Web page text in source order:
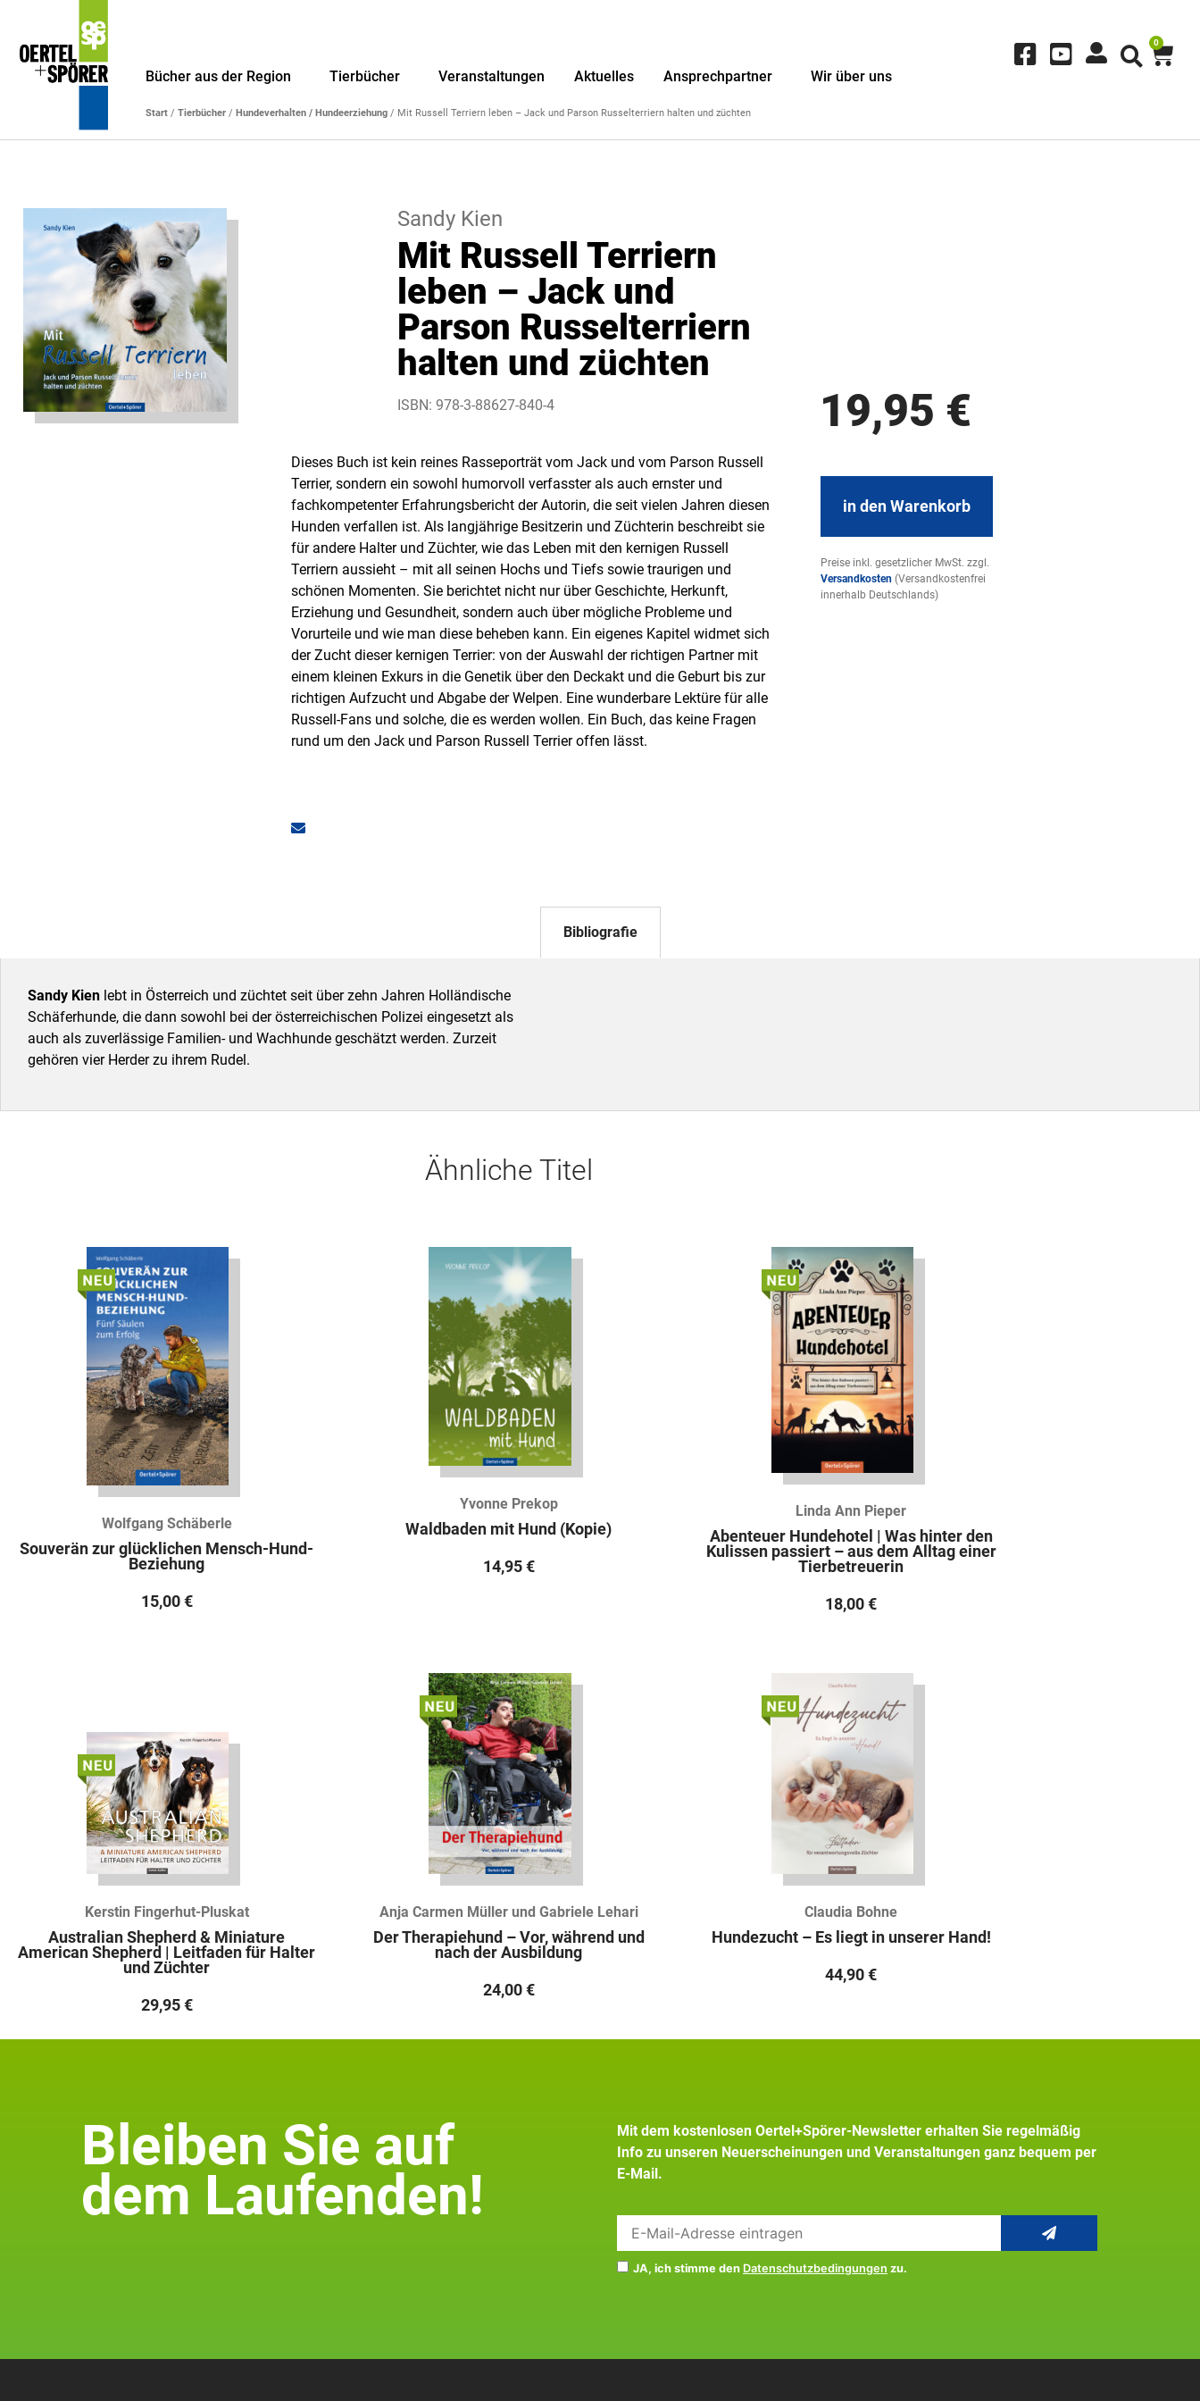
Bücher aus der Region Tierbücher Veranstaltungen Aktuelles Ansprechpartner Wir über uns
Start /Tierbücher /Hundeverhalten / Hundeerziehung / Mit Russell Terriern leben – Jack und Parson Russelterriern halten und züchten
0
Sandy Kien
Mit Russell Terriern
leben – Jack und
Parson Russelterriern
halten und züchten
ISBN: 978-3-88627-840-4
Dieses Buch ist kein reines Rasseporträt vom Jack und vom Parson Russell
Terrier, sondern ein sowohl humorvoll verfasster als auch ernster und
fachkompetenter Erfahrungsbericht der Autorin, die seit vielen Jahren diesen
Hunden verfallen ist. Als langjährige Besitzerin und Züchterin beschreibt sie
für andere Halter und Züchter, wie das Leben mit den kernigen Russell
Terriern aussieht – mit all seinen Hochs und Tiefs sowie traurigen und
schönen Momenten. Sie berichtet nicht nur über Geschichte, Herkunft,
Erziehung und Gesundheit, sondern auch über mögliche Probleme und
Vorurteile und wie man diese beheben kann. Ein eigenes Kapitel widmet sich
der Zucht dieser kernigen Terrier: von der Auswahl der richtigen Partner mit
einem kleinen Exkurs in die Genetik über den Deckakt und die Geburt bis zur
richtigen Aufzucht und Abgabe der Welpen. Eine wunderbare Lektüre für alle
Russell-Fans und solche, die es werden wollen. Ein Buch, das keine Fragen
rund um den Jack und Parson Russell Terrier offen lässt.
19,95 €
in den Warenkorb
Preise inkl. gesetzlicher MwSt. zzgl.
Versandkosten(Versandkostenfrei
innerhalb Deutschlands)
Bibliografie
Sandy Kien lebt in Österreich und züchtet seit über zehn Jahren Holländische
Schäferhunde, die dann sowohl bei der österreichischen Polizei eingesetzt als
auch als zuverlässige Familien- und Wachhunde geschätzt werden. Zurzeit
gehören vier Herder zu ihrem Rudel.
Ähnliche Titel
Wolfgang Schäberle
Souverän zur glücklichen Mensch-Hund-
Beziehung
15,00 €
Yvonne Prekop
Waldbaden mit Hund (Kopie)
14,95 €
Linda Ann Pieper
Abenteuer Hundehotel | Was hinter den
Kulissen passiert – aus dem Alltag einer
Tierbetreuerin
18,00€
Kerstin Fingerhut-Pluskat
Australian Shepherd & Miniature
American Shepherd | Leitfaden für Halter
und Züchter
29,95 €
Anja Carmen Müller und Gabriele Lehari
Der Therapiehund – Vor, während und
nach der Ausbildung
24,00 €
Claudia Bohne
Hundezucht – Es liegt in unserer Hand!
44,90€
Bleiben Sie auf
dem Laufenden!
Mit dem kostenlosen Oertel+Spörer-Newsletter erhalten Sie regelmäßig
Info zu unseren Neuerscheinungen und Veranstaltungen ganz bequem per
E-Mail.
JA, ich stimme den Datenschutzbedingungen zu.